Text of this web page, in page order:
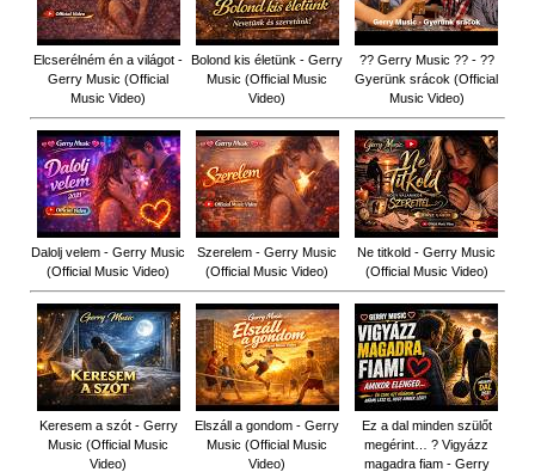
Elcserélném én a világot -
Gerry Music (Official
Music Video)
Bolond kis életünk - Gerry
Music (Official Music
Video)
?? Gerry Music ?? - ??
Gyerünk srácok (Official
Music Video)
Dalolj velem - Gerry Music
(Official Music Video)
Szerelem - Gerry Music
(Official Music Video)
Ne titkold - Gerry Music
(Official Music Video)
Keresem a szót - Gerry
Music (Official Music
Video)
Elszáll a gondom - Gerry
Music (Official Music
Video)
Ez a dal minden szülőt
megérint… ? Vigyázz
magadra fiam - Gerry